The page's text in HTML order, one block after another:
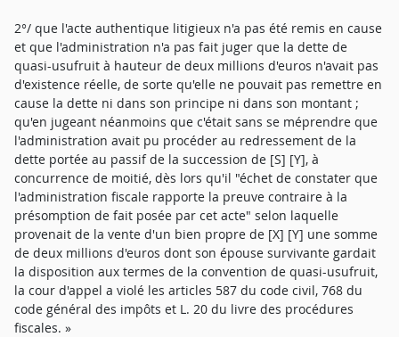
2°/ que l'acte authentique litigieux n'a pas été remis en cause
et que l'administration n'a pas fait juger que la dette de
quasi-usufruit à hauteur de deux millions d'euros n'avait pas
d'existence réelle, de sorte qu'elle ne pouvait pas remettre en
cause la dette ni dans son principe ni dans son montant ;
qu'en jugeant néanmoins que c'était sans se méprendre que
l'administration avait pu procéder au redressement de la
dette portée au passif de la succession de [S] [Y], à
concurrence de moitié, dès lors qu'il "échet de constater que
l'administration fiscale rapporte la preuve contraire à la
présomption de fait posée par cet acte" selon laquelle
provenait de la vente d'un bien propre de [X] [Y] une somme
de deux millions d'euros dont son épouse survivante gardait
la disposition aux termes de la convention de quasi-usufruit,
la cour d'appel a violé les articles 587 du code civil, 768 du
code général des impôts et L. 20 du livre des procédures
fiscales. »